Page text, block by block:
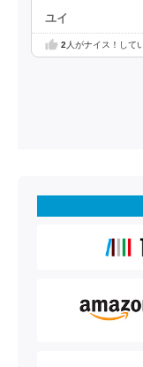
ユイ
2 人がナイス！して